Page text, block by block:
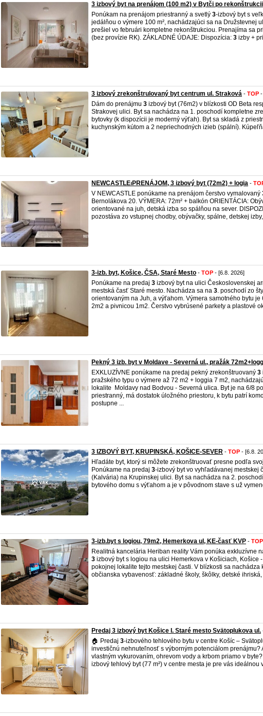
3 izbový byt na prenájom (100 m2) v Bytči po rekonštrukcii
Ponúkam na prenájom priestranný a svetlý 3-izbový byt s
jedálňou o výmere 100 m², nachádzajúci sa na Družstevnej
prešiel vo februári kompletne rekonštrukciou. Prenajíma sa
(bez provízie RK). ZÁKLADNÉ ÚDAJE: Dispozícia: 3 izby +
3 izbový zrekonštrulovaný byt centrum ul. Straková - TOP
Dám do prenájmu 3 izbový byt (76m2) v blízkosti OD Beta
Strakovej ulici. Byt sa nachádza na 1. poschodí kompletne
bytovky (k dispozícii je moderný výťah). Byt sa skladá z
kuchynským kútom a 2 nepriechodných izieb (spální).
NEWCASTLE⏐PRENÁJOM, 3 izbový byt (72m2) + logia -
V NEWCASTLE ponúkame na prenájom čerstvo vymalovaný
Bernolákova 20. VÝMERA: 72m² + balkón ORIENTÁCIA:
orientované na juh, detská izba so spálňou na sever.
pozostáva zo vstupnej chodby, obývačky, spálne, detskej
3-izb. byt, Košice, ČSA, Staré Mesto - TOP - [6.8. 2026]
Ponúkame na predaj 3 izbový byt na ulici Československej
mestská časť Staré mesto. Nachádza sa na 3. poschodí zo
orientovaným na Juh, a výťahom. Výmera samotného bytu je
2m2 a pivnicou 1m2. Čerstvo vybrúsené parkety a plastové
Pekný 3 izb. byt v Moldave - Severná ul., pražák
EXKLUZÍVNE ponúkame na predaj pekný zrekonštruovaný 3
pražského typu o výmere až 72 m2 + loggia 7 m2,
lokalite Moldavy nad Bodvou - Severná ulica. Byt je na 6/8
priestranný, má dostatok úložného priestoru, k bytu patrí
postupne ...
3 IZBOVÝ BYT, KRUPINSKÁ, KOŠICE-SEVER - TOP - [6.8.
Hľadáte byt, ktorý si môžete zrekonštruovať presne podľa
Ponúkame na predaj 3-izbový byt vo vyhľadávanej mestskej
(Kalvária) na Krupinskej ulici. Byt sa nachádza na 2.
bytového domu s výťahom a je v pôvodnom stave s už
3-izb.byt s logiou, 79m2, Hemerkova ul, KE-časť KVP - TOP
Realitná kancelária Heriban reality Vám ponúka exkluzívne
3 izbový byt s logiou na ulici Hemerkova v Košiciach, Košice
pokojnej lokalite tejto mestskej časti. V blízkosti sa nachádza
občianska vybavenosť: základné školy, škôlky, detské
Predaj 3 izbový byt Košice I. Staré mesto Svätoplukova ul.
🏠 Predaj 3-izbového tehlového bytu v centre Košíc –
investičnú nehnuteľnosť s výborným potenciálom prenájmu?
vlastným vykurovaním, ohrevom vody a krbom priamo v
izbový tehlový byt (77 m²) v centre mesta je pre vás ideálnou